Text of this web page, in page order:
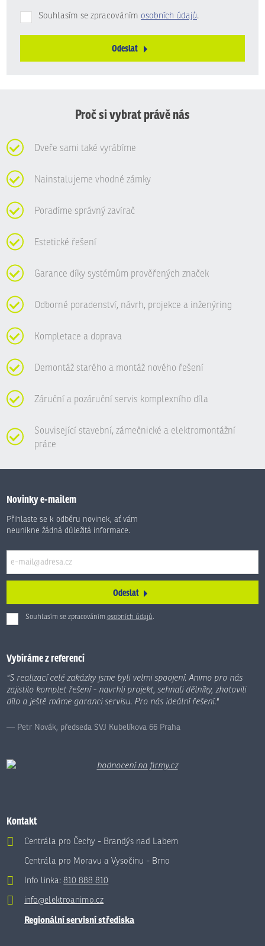
Souhlasím se zpracováním osobních údajů.
Odeslat
Proč si vybrat právě nás
Dveře sami také vyrábíme
Nainstalujeme vhodné zámky
Poradíme správný zavírač
Estetické řešení
Garance díky systémům prověřených značek
Odborné poradenství, návrh, projekce a inženýring
Kompletace a doprava
Demontáž starého a montáž nového řešení
Záruční a pozáruční servis komplexního díla
Související stavební, zámečnické a elektromontážní
práce
Novinky e-mailem
Přihlaste se k odběru novinek, ať vám
neunikne žádná důležitá informace.
Odeslat
Souhlasím se zpracováním osobních údajů.
Formulář
nepodařilo
odeslat.
Vybíráme z referencí
"S realizací celé zakázky jsme byli velmi spoojení. Animo pro nás
zajistilo komplet řešení - navrhli projekt, sehnali dělníky, zhotovili
dílo a ještě máme garanci servisu. Pro nás ideální řešení."
Petr Novák, předseda SVJ Kubelíkova 66 Praha
Kontakt
Centrála pro Čechy - Brandýs nad Labem
Centrála pro Moravu a Vysočinu - Brno
Info linka:810 888 810
info@elektroanimo.cz
Regionální servisní střediska